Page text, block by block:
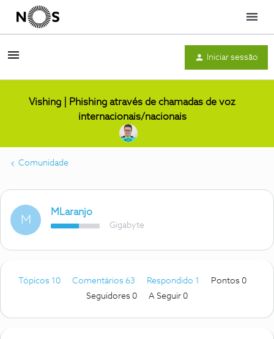
Menu
Iniciar sessão
Vishing | Phishing através de chamadas de voz
internacionais/nacionais
Comunidade
M
MLaranjo
Gigabyte
Tópicos 10 Comentários 63 Respondido 1
Pontos 0
Seguidores 0 A Seguir 0